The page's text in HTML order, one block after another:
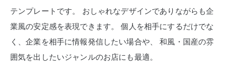
テンプレートです。
おしゃれなデザインでありながらも企
業風の安定感を表現できます。
個人を相手にするだけでな
く、企業を相手に情報発信したい場合や、
和風・国産の雰
囲気を出したいジャンルのお店にも最適。